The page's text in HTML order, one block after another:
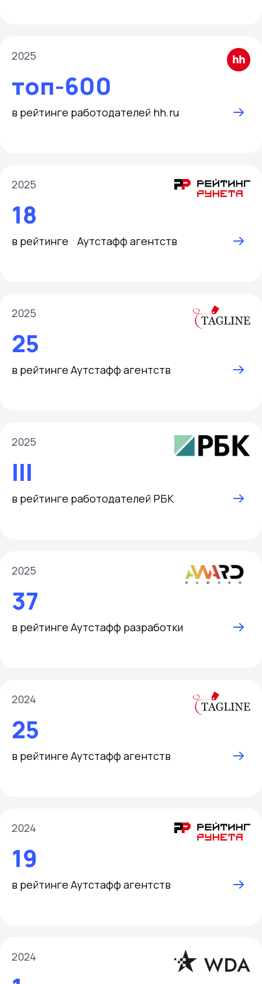
2025
топ-600
в рейтинге работодателей hh.ru
2025
18
в рейтинге Аутстафф агентств
2025
25
в рейтинге Аутстафф агентств
2025
III
в рейтинге работодателей РБК
2025
37
в рейтинге Аутстафф разработки
2024
25
в рейтинге Аутстафф агентств
2024
19
в рейтинге Аутстафф агентств
2024